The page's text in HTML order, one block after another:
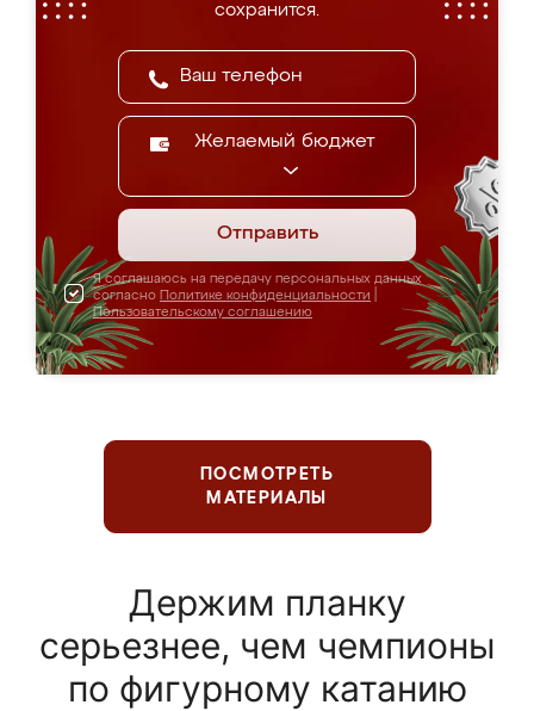
сохранится.
Желаемый бюджет
Отправить
Я соглашаюсь на передачу персональных данных
согласно Политике конфиденциальности
Пользовательскому соглашению
ПОСМОТРЕТЬ
МАТЕРИАЛЫ
Держим планку
серьезнее, чем чемпионы
по фигурному катанию